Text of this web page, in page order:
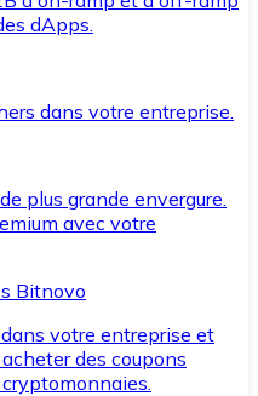
dApps.
dans votre entreprise.
plus grande envergure.
avec votre
Bitnovo
votre entreprise et
des coupons